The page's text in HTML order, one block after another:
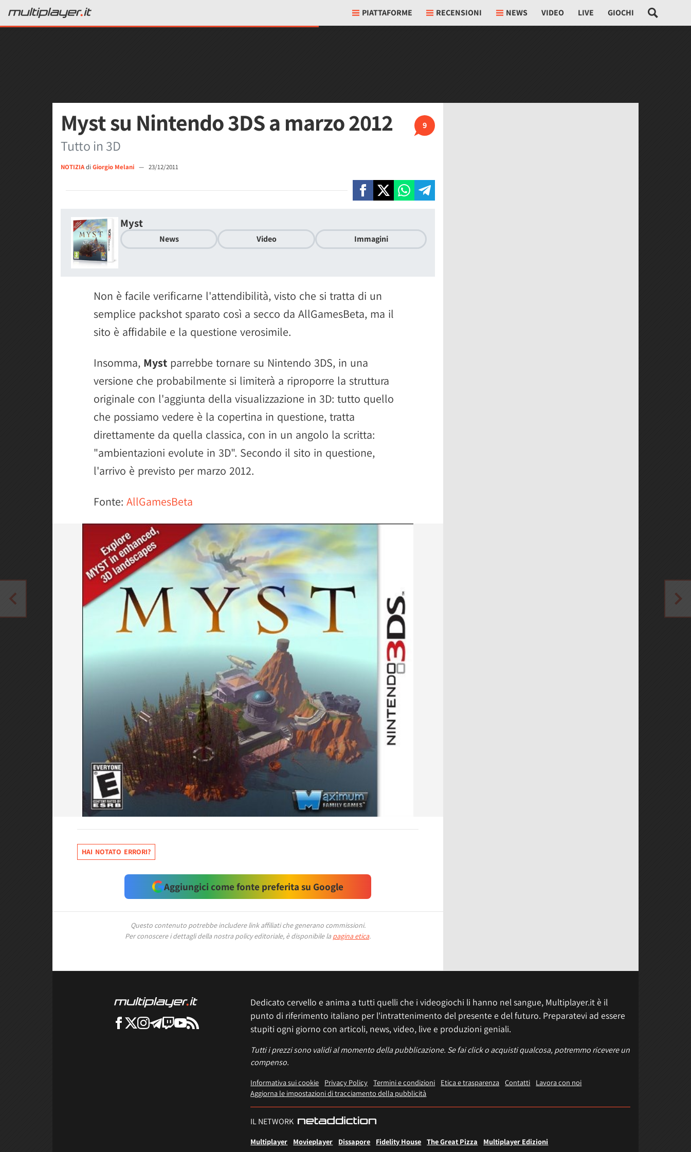
PIATTAFORME RECENSIONI NEWS VIDEO LIVE GIOCHI
9
Myst su Nintendo 3DS a marzo 2012
Tutto in 3D
NOTIZIAdi Giorgio Melani — 23/12/2011
Myst
News Video Immagini
Non è facile verificarne l'attendibilità, visto che si tratta di un
semplice packshot sparato così a secco da AllGamesBeta, ma il
sito è affidabile e la questione verosimile.
Insomma, Myst parrebbe tornare su Nintendo 3DS, in una
versione che probabilmente si limiterà a riproporre la struttura
originale con l'aggiunta della visualizzazione in 3D: tutto quello
che possiamo vedere è la copertina in questione, tratta
direttamente da quella classica, con in un angolo la scritta:
"ambientazioni evolute in 3D". Secondo il sito in questione,
l'arrivo è previsto per marzo 2012.
Fonte: AllGamesBeta
HAI NOTATO ERRORI?
Aggiungici come fonte preferita su Google
Questo contenuto potrebbe includere link affiliati che generano commissioni.
Per conoscere i dettagli della nostra policy editoriale, è disponibile la pagina etica.
Dedicato cervello e anima a tutti quelli che i videogiochi li hanno nel sangue, Multiplayer.it è il
punto di riferimento italiano per l'intrattenimento del presente e del futuro. Preparatevi ad essere
stupiti ogni giorno con articoli, news, video, live e produzioni geniali.
Tutti i prezzi sono validi al momento della pubblicazione. Se fai click o acquisti qualcosa, potremmo ricevere un
compenso.
Informativa sui cookie Privacy Policy Termini e condizioni Etica e trasparenza Contatti
Lavora con noi
Aggiorna le impostazioni di tracciamento della pubblicità
IL NETWORK
Multiplayer Movieplayer Dissapore Fidelity House The Great Pizza Multiplayer Edizioni